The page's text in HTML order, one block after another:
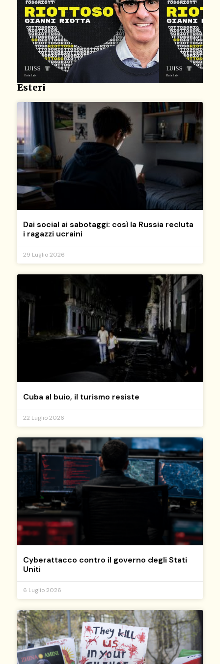
Esteri
Dai social ai sabotaggi: così la Russia recluta
i ragazzi ucraini
29 Luglio 2026
Cuba al buio, il turismo resiste
22 Luglio 2026
Cyberattacco contro il governo degli Stati
Uniti
6 Luglio 2026